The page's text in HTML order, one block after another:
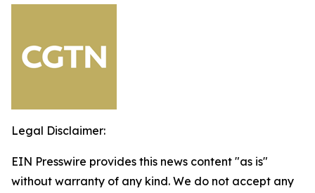
Legal Disclaimer:
EIN Presswire provides this news content "as is"
without warranty of any kind. We do not accept any